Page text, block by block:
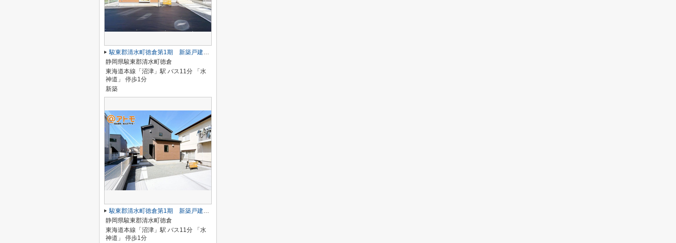
駿東郡清水町徳倉第1期 新築戸建 1号棟
静岡県駿東郡清水町徳倉
東海道本線「沼津」駅 バス11分 「水
神道」 停歩1分
新築
駿東郡清水町徳倉第1期 新築戸建 2号棟
静岡県駿東郡清水町徳倉
東海道本線「沼津」駅 バス11分 「水
神道」 停歩1分